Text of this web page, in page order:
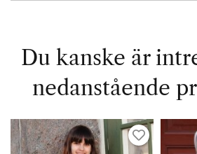
Du kanske är
nedanstående